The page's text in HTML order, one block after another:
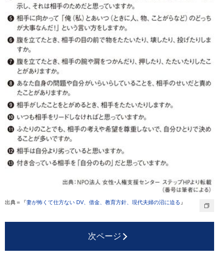
出典＝『妻が怖くて仕方ない DV、借金、教育方針、現代夫婦の沼に迫る 』
次ページ